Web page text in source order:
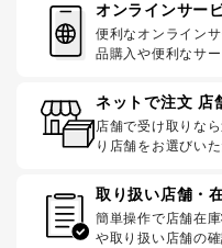
オンラインサー
便利なオンライン
品購入や便利なサ
ネットで注文 店
店舗で受け取りな
り店舗をお選びいた
取り扱い店舗・
簡単操作で店舗在
や取り扱い店舗の確